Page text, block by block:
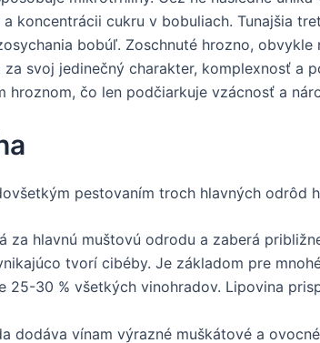
koncentrácii cukru v bobuliach. Tunajšia
bobúľ. Zoschnuté hrozno,
svoj jedinečný charakter, komplexnosť a
hroznom, čo len podčiarkuje vzácnosť a
pestovaním troch hlavných odrôd
za hlavnú muštovú odrodu a zaberá
tvorí cibéby. Je základom pre
25-30 % všetkých vinohradov. Lipovina
dodáva vínam výrazné muškátové a